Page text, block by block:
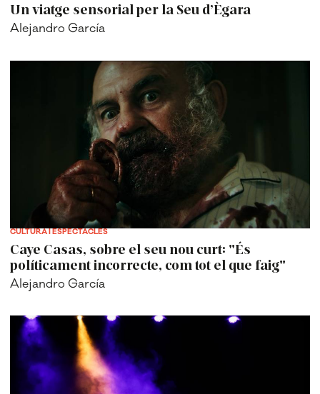
Un viatge sensorial per la Seu d’Ègara
Alejandro García
CULTURA I ESPECTACLES
Caye Casas, sobre el seu nou curt: "És
políticament incorrecte, com tot el que faig"
Alejandro García